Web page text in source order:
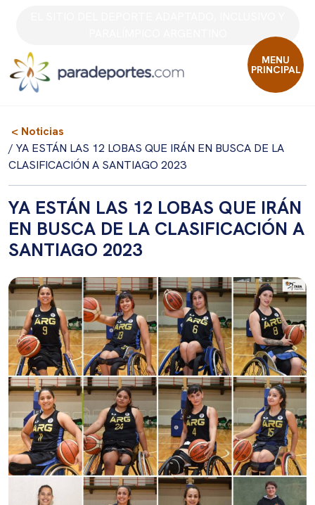
MENU
PRINCIPAL
< Noticias
/ YA ESTÁN LAS 12 LOBAS QUE IRÁN EN BUSCA DE LA
CLASIFICACIÓN A SANTIAGO 2023
YA ESTÁN LAS 12 LOBAS QUE IRÁN
EN BUSCA DE LA CLASIFICACIÓN A
SANTIAGO 2023